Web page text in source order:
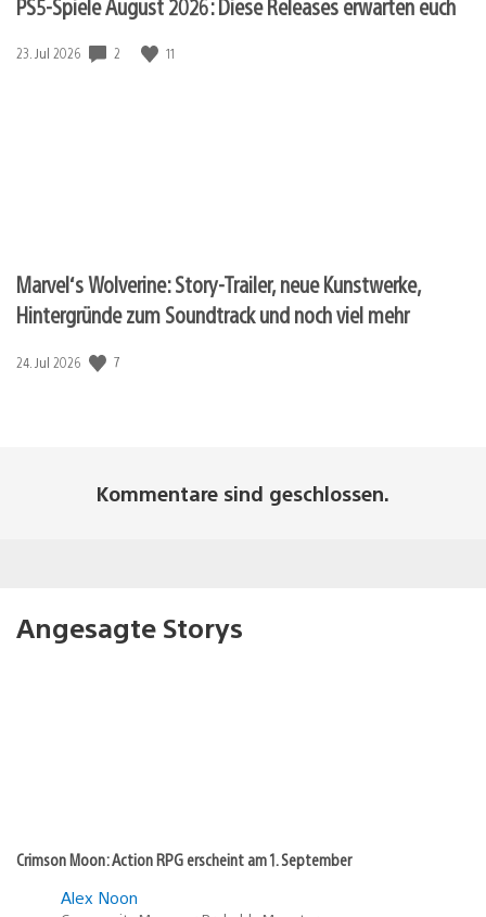
Veröffentlichungsdatum:
23. Jul 2026 2 11
Marvel‘s Wolverine: Story-Trailer, neue Kunstwerke,
Hintergründe zum Soundtrack und noch viel mehr
Veröffentlichungsdatum:
24. Jul 2026 7
Kommentare sind geschlossen.
Angesagte Storys
Crimson Moon: Action RPG erscheint am 1. September
Alex Noon